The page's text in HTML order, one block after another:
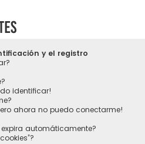
y el registro
identificar!
ahora no puedo conectarme!
automáticamente?